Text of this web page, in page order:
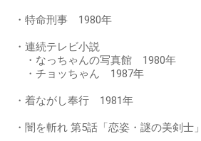
・特命刑事 1980年
・連続テレビ小説
・なっちゃんの写真館 1980年
・チョッちゃん 1987年
・着ながし奉行 1981年
・闇を斬れ 第5話「恋姿・謎の美剣